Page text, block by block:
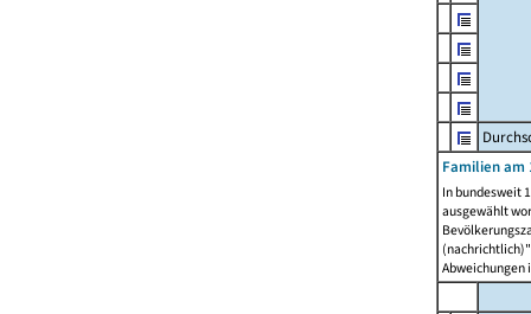
Familien am
In bundesweit
ausgewählt
Abweichungen